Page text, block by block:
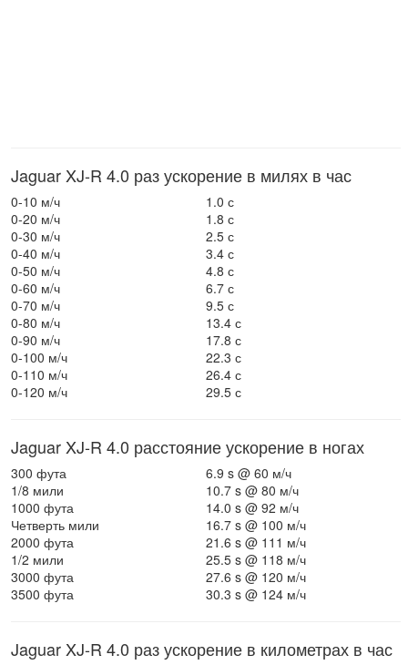
Jaguar XJ-R 4.0 раз ускорение в милях в час
0-10 м/ч
1.0 с
0-20 м/ч
1.8 с
0-30 м/ч
2.5 с
0-40 м/ч
3.4 с
0-50 м/ч
4.8 с
0-60 м/ч
6.7 с
0-70 м/ч
9.5 с
0-80 м/ч
13.4 с
0-90 м/ч
17.8 с
0-100 м/ч
22.3 с
0-110 м/ч
26.4 с
0-120 м/ч
29.5 с
Jaguar XJ-R 4.0 расстояние ускорение в ногах
300 фута
6.9 s @ 60 м/ч
1/8 мили
10.7 s @ 80 м/ч
1000 фута
14.0 s @ 92 м/ч
Четверть мили
16.7 s @ 100 м/ч
2000 фута
21.6 s @ 111 м/ч
1/2 мили
25.5 s @ 118 м/ч
3000 фута
27.6 s @ 120 м/ч
3500 фута
30.3 s @ 124 м/ч
Jaguar XJ-R 4.0 раз ускорение в километрах в час